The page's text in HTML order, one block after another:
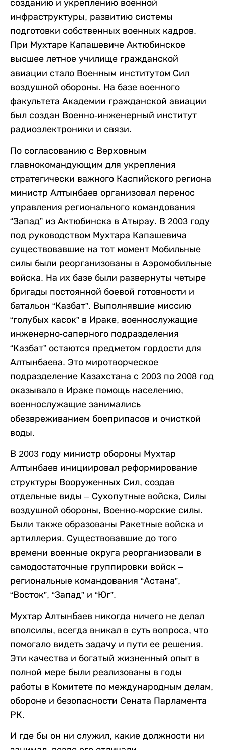
созданию и укреплению военной
инфраструктуры, развитию системы
подготовки собственных военных кадров.
При Мухтаре Капашевиче Актюбинское
высшее летное училище гражданской
авиации стало Военным институтом Сил
воздушной обороны. На базе военного
факультета Академии гражданской авиации
был создан Военно-инженерный институт
радиоэлектроники и связи.
По согласованию с Верховным
главнокомандующим для укрепления
стратегически важного Каспийского региона
министр Алтынбаев организовал перенос
управления регионального командования
“Запад” из Актюбинска в Атырау. В 2003 году
под руководством Мухтара Капашевича
существовавшие на тот момент Мобильные
силы были реорганизованы в Аэромобильные
войска. На их базе были развернуты четыре
бригады постоянной боевой готовности и
батальон “Казбат”. Выполнявшие миссию
“голубых касок” в Ираке, военнослужащие
инженерно-саперного подразделения
“Казбат” остаются предметом гордости для
Алтынбаева. Это миротворческое
подразделение Казахстана с 2003 по 2008 год
оказывало в Ираке помощь населению,
военнослужащие занимались
обезвреживанием боеприпасов и очисткой
воды.
В 2003 году министр обороны Мухтар
Алтынбаев инициировал реформирование
структуры Вооруженных Сил, создав
отдельные виды – Сухопутные войска, Силы
воздушной обороны, Военно-морские силы.
Были также образованы Ракетные войска и
артиллерия. Существовавшие до того
времени военные округа реорганизовали в
самодостаточные группировки войск –
региональные командования “Астана”,
“Восток”, “Запад” и “Юг”.
Мухтар Алтынбаев никогда ничего не делал
вполсилы, всегда вникал в суть вопроса, что
помогало видеть задачу и пути ее решения.
Эти качества и богатый жизненный опыт в
полной мере были реализованы в годы
работы в Комитете по международным делам,
обороне и безопасности Сената Парламента
РК.
И где бы он ни служил, какие должности ни